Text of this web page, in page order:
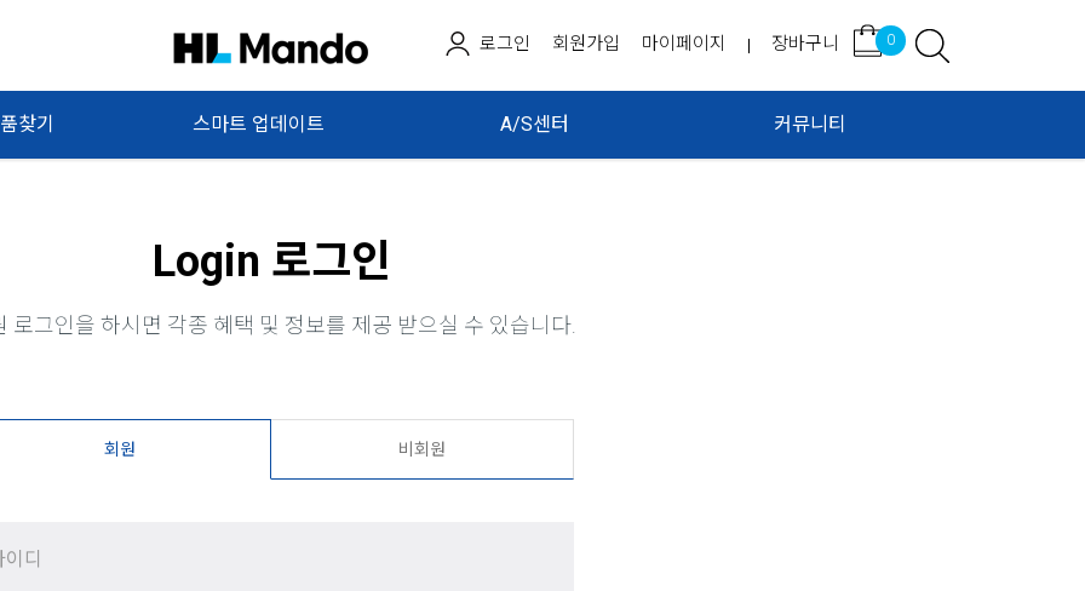
로그인 회원가입 마이페이지 장바구니 0
찾기 스마트 업데이트 A/S센터 커뮤니티
Login 로그인
로그인을 하시면 각종 혜택 및 정보를 제공 받으실 수 있습니다.
회원 비회원